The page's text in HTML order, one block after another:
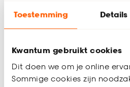
Toestemming Details
Kwantum gebruikt cookies
Dit doen we om je online
Sommige cookies zijn
Productomschrijving
Dit mooie bamboe zwartkleurige
iedere woonsituatie. Het voordeel
is de natuurlijke uitstraling.